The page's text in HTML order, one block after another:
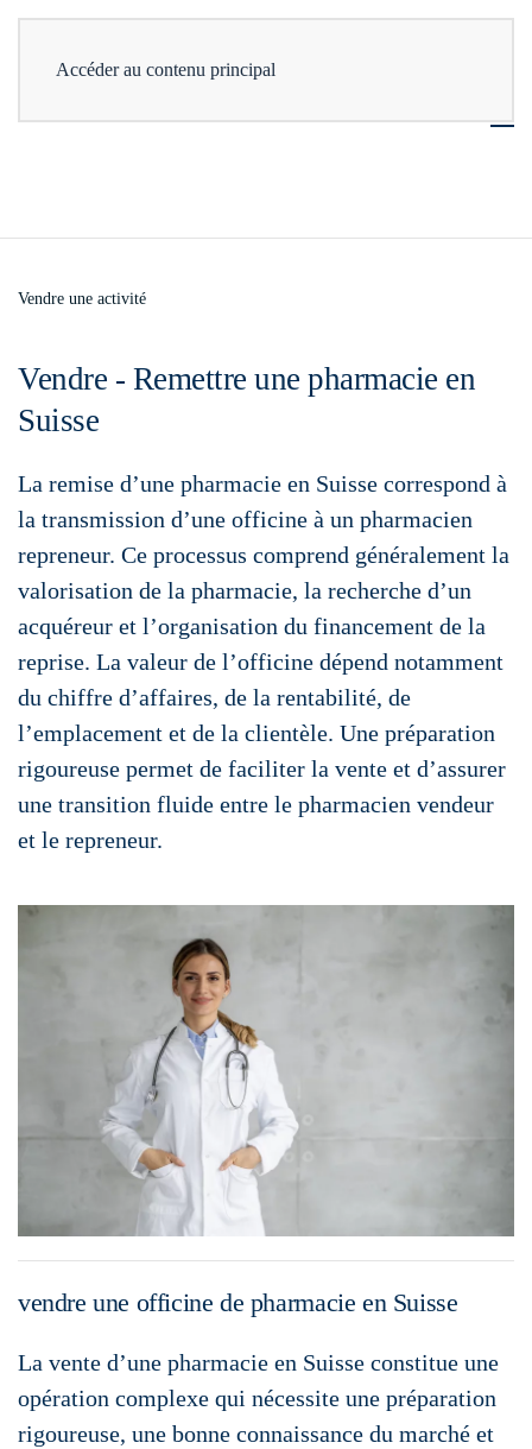
Accéder au contenu principal
Vendre une activité
Vendre - Remettre une pharmacie en
Suisse
La remise d’une pharmacie en Suisse correspond à
la transmission d’une officine à un pharmacien
repreneur. Ce processus comprend généralement la
valorisation de la pharmacie, la recherche d’un
acquéreur et l’organisation du financement de la
reprise. La valeur de l’officine dépend notamment
du chiffre d’affaires, de la rentabilité, de
l’emplacement et de la clientèle. Une préparation
rigoureuse permet de faciliter la vente et d’assurer
une transition fluide entre le pharmacien vendeur
et le repreneur.
vendre une officine de pharmacie en Suisse
La vente d’une pharmacie en Suisse constitue une
opération complexe qui nécessite une préparation
rigoureuse, une bonne connaissance du marché et